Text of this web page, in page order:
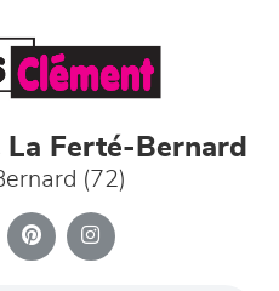
La Ferté-Bernard
(72)